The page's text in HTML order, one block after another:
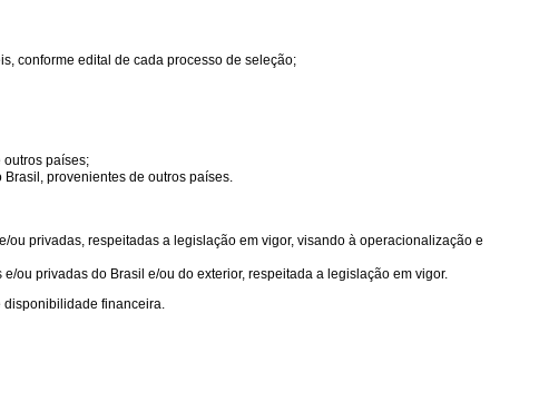
conforme edital de cada processo de seleção;
outros países;
provenientes de outros países.
privadas, respeitadas a legislação em vigor, visando à operacionalização e
ou privadas do Brasil e/ou do exterior, respeitada a legislação em vigor.
disponibilidade financeira.